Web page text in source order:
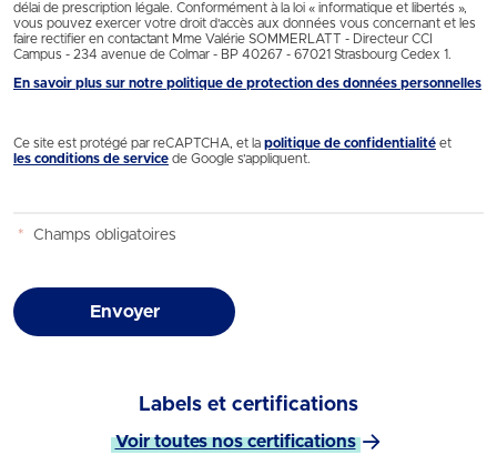
délai de prescription légale. Conformément à la loi « informatique et libertés »,
vous pouvez exercer votre droit d'accès aux données vous concernant et les
faire rectifier en contactant Mme Valérie SOMMERLATT - Directeur CCI
Campus - 234 avenue de Colmar - BP 40267 - 67021 Strasbourg Cedex 1.
En savoir plus sur notre politique de protection des données personnelles
Ce site est protégé par reCAPTCHA, et la politique de confidentialité et
les conditions de service de Google s’appliquent.
* Champs obligatoires
Envoyer
Labels et certifications
Voir toutes nos certifications